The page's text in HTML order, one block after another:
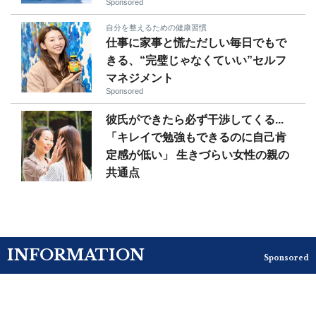
Sponsored
自分を整えるための健康習慣
仕事に家事と慌ただしい毎日でもで
きる、“完璧じゃなくていい”セルフ
マネジメント
Sponsored
彼氏ができたら必ず干渉してくる...
「キレイで勉強もできるのに自己肯
定感が低い」 生きづらい女性の親の
共通点
INFORMATION Sponsored